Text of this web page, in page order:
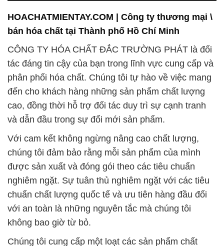
HOACHATMIENTAY.COM | Công ty thương mại \
bán hóa chất tại Thành phố Hồ Chí Minh
CÔNG TY HÓA CHẤT ĐẮC TRƯỜNG PHÁT là đối
tác đáng tin cậy của bạn trong lĩnh vực cung cấp và
phân phối hóa chất. Chúng tôi tự hào về việc mang
đến cho khách hàng những sản phẩm chất lượng
cao, đồng thời hỗ trợ đối tác duy trì sự cạnh tranh
và dẫn đầu trong sự đổi mới sản phẩm.
Với cam kết không ngừng nâng cao chất lượng,
chúng tôi đảm bảo rằng mỗi sản phẩm của mình
được sản xuất và đóng gói theo các tiêu chuẩn
nghiêm ngặt. Sự tuân thủ nghiêm ngặt với các tiêu
chuẩn chất lượng quốc tế và ưu tiên hàng đầu đối
với an toàn là những nguyên tắc mà chúng tôi
không bao giờ từ bỏ.
Chúng tôi cung cấp một loạt các sản phẩm chất